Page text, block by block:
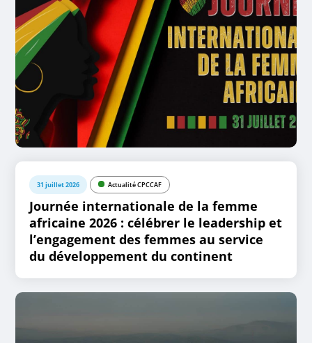
31 juillet 2026 Actualité CPCCAF
Journée internationale de la femme
africaine 2026 : célébrer le leadership et
l’engagement des femmes au service
du développement du continent